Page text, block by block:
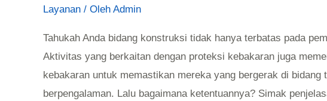
Layanan / Oleh Admin
Tahukah Anda bidang konstruksi tidak hanya terbatas pada
Aktivitas yang berkaitan dengan proteksi kebakaran juga
kebakaran untuk memastikan mereka yang bergerak di bidang
berpengalaman. Lalu bagaimana ketentuannya? Simak